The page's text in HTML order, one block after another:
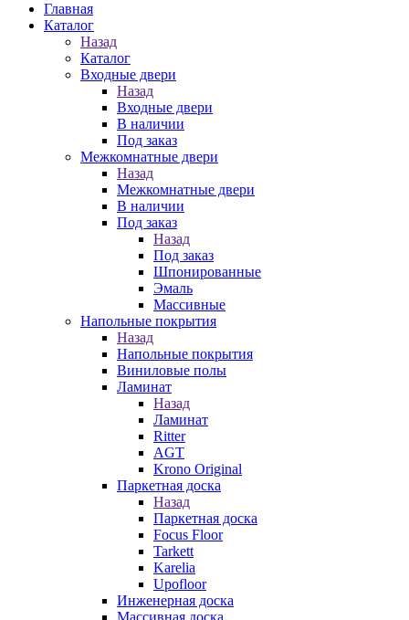
Главная
Каталог
Назад
Каталог
Входные двери
Назад
Входные двери
В наличии
Под заказ
Межкомнатные двери
Назад
Межкомнатные двери
В наличии
Под заказ
Назад
Под заказ
Шпонированные
Эмаль
Массивные
Напольные покрытия
Назад
Напольные покрытия
Виниловые полы
Ламинат
Назад
Ламинат
Ritter
AGT
Krono Original
Паркетная доска
Назад
Паркетная доска
Focus Floor
Tarkett
Karelia
Upofloor
Инженерная доска
Массивная доска